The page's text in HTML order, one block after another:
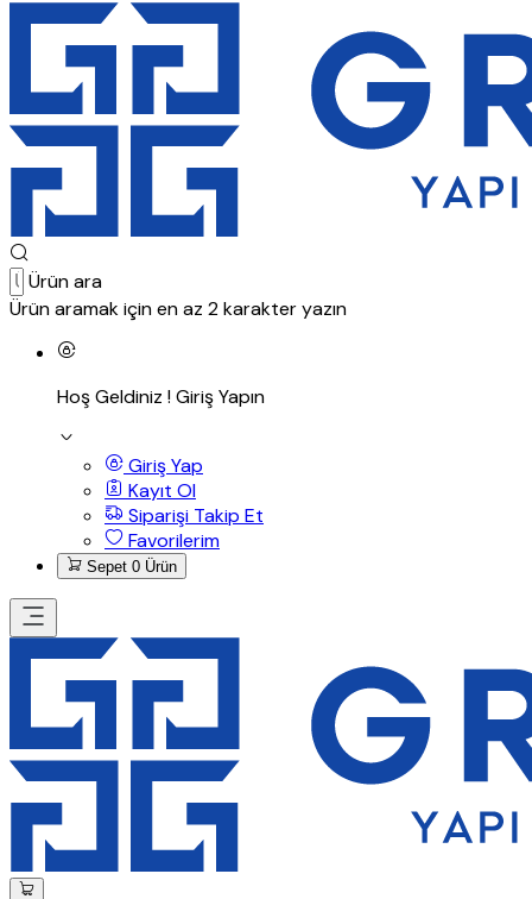
Ürün ara
Ürün aramak için en az 2 karakter yazın
Hoş Geldiniz !Giriş Yapın
Giriş Yap
Kayıt Ol
Siparişi Takip Et
Favorilerim
Sepet 0 Ürün